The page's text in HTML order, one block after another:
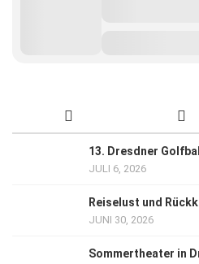
13. Dresdner
JULI 6, 2026
Reiselust und
JUNI 30, 2026
Sommertheater in